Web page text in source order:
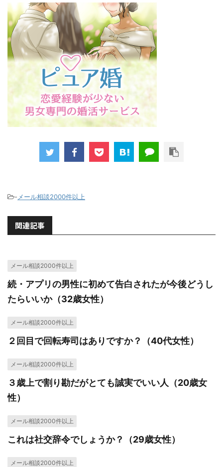
- メール相談2000件以上
関連記事
メール相談2000件以上
続・アプリの男性に初めて告白されたが今後どうし
たらいいか（32歳女性）
メール相談2000件以上
２回目で回転寿司はありですか？（40代女性）
メール相談2000件以上
３歳上で割り勘だがとても誠実でいい人（20歳女
性）
メール相談2000件以上
これは社交辞令でしょうか？（29歳女性）
メール相談2000件以上